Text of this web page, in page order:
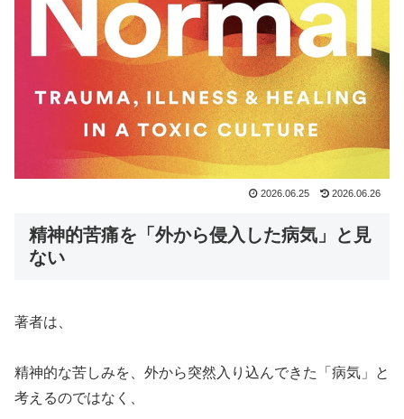
2026.06.25 2026.06.26
精神的苦痛を「外から侵入した病気」と見
ない
著者は、
精神的な苦しみを、外から突然入り込んできた「病気」と
考えるのではなく、